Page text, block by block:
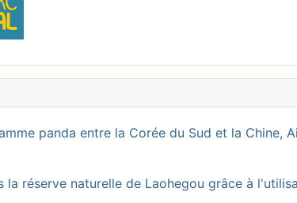
panda entre la Corée du Sud et la
la réserve naturelle de Laohegou grâce à